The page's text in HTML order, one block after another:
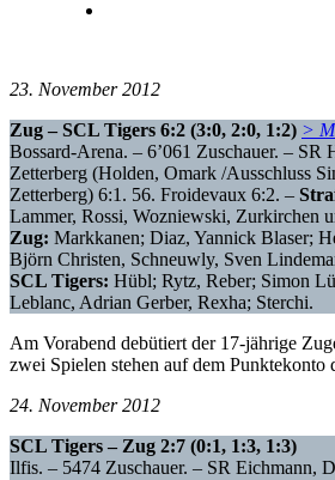
23. November 2012
Zug – SCL Tigers 6:2 (3:0, 2:0, 1:2) >
Bossard-Arena. – 6’061 Zuschauer. –
Zetterberg (Holden, Omark /Ausschluss
Zetterberg) 6:1. 56. Froidevaux 6:2. –
Lammer, Rossi, Wozniewski, Zurkirchen
Zug: Markkanen; Diaz, Yannick Blaser;
Björn Christen, Schneuwly, Sven
SCL Tigers: Hübl; Rytz, Reber; Simon
Leblanc, Adrian Gerber, Rexha; Sterchi.
Am Vorabend debütiert der 17-jährige
zwei Spielen stehen auf dem
24. November 2012
SCL Tigers – Zug 2:7 (0:1, 1:3, 1:3)
Ilfis. – 5474 Zuschauer. – SR Eichmann,